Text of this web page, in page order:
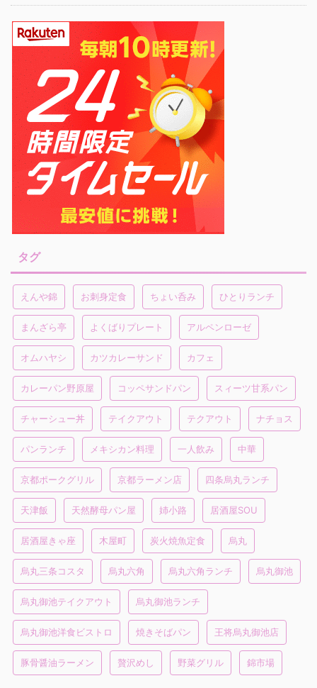
タグ
えんや錦 お刺身定食 ちょい呑み ひとりランチ
まんざら亭 よくばりプレート アルペンローゼ
オムハヤシ カツカレーサンド カフェ
カレーパン野原屋 コッペサンドパン スィーツ甘系パン
チャーシュー丼 テイクアウト テクアウト ナチョス
パンランチ メキシカン料理 一人飲み 中華
京都ポークグリル 京都ラーメン店 四条烏丸ランチ
天津飯 天然酵母パン屋 姉小路 居酒屋SOU
居酒屋きゃ座 木屋町 炭火焼魚定食 烏丸
烏丸三条コスタ 烏丸六角 烏丸六角ランチ 烏丸御池
烏丸御池テイクアウト 烏丸御池ランチ
烏丸御池洋食ビストロ 焼きそばパン 王将烏丸御池店
豚骨醤油ラーメン 贅沢めし 野菜グリル 錦市場